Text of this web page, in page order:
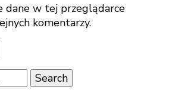
dane w tej przeglądarce
komentarzy.